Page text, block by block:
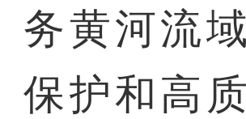
务黄河流
保护和高